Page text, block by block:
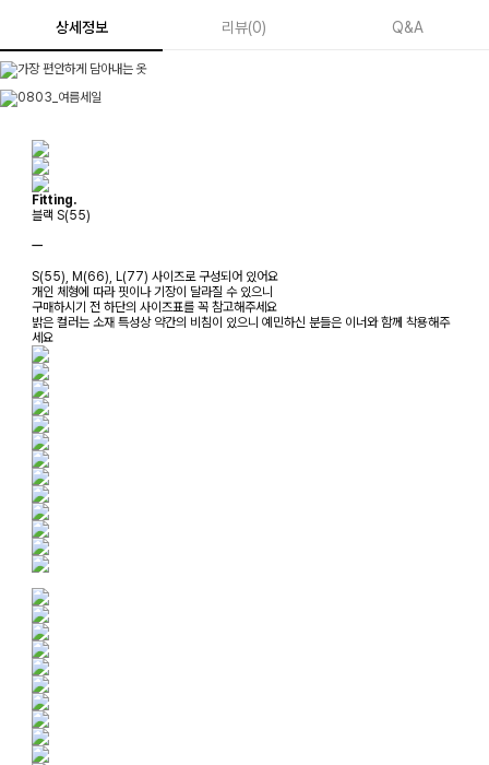
상세정보 리뷰(0) Q&A
Fitting.
블랙 S(55)
ㅡ
S(55), M(66), L(77) 사이즈로 구성되어 있어요
개인 체형에 따라 핏이나 기장이 달라질 수 있으니
구매하시기 전 하단의 사이즈표를 꼭 참고해주세요
밝은 컬러는 소재 특성상 약간의 비침이 있으니 예민하신 분들은 이너와 함께 착용해주
세요